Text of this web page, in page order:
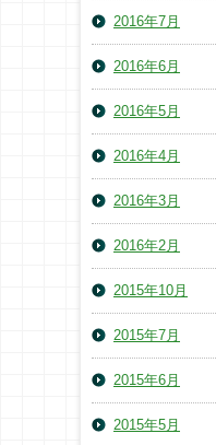
2016年7月
2016年6月
2016年5月
2016年4月
2016年3月
2016年2月
2015年10月
2015年7月
2015年6月
2015年5月